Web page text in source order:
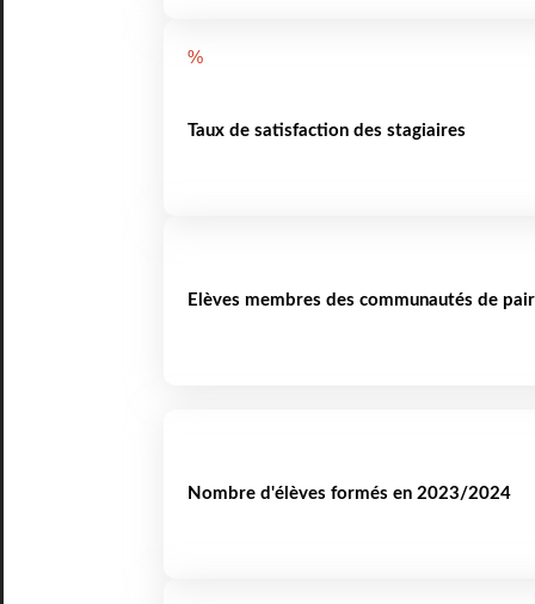
%
Taux de satisfaction des stagiaires
Elèves membres des communautés de
Nombre d'élèves formés en 2023/2024